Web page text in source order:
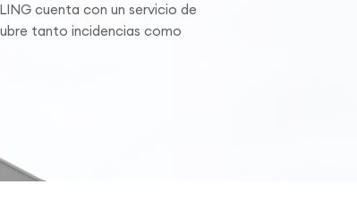
cuenta con un servicio de
tanto incidencias como